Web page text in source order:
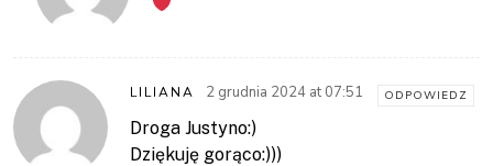
LILIANA 2 grudnia 2024 at 07:51 ODPOWIEDZ
Droga Justyno:)
Dziękuję gorąco:)))